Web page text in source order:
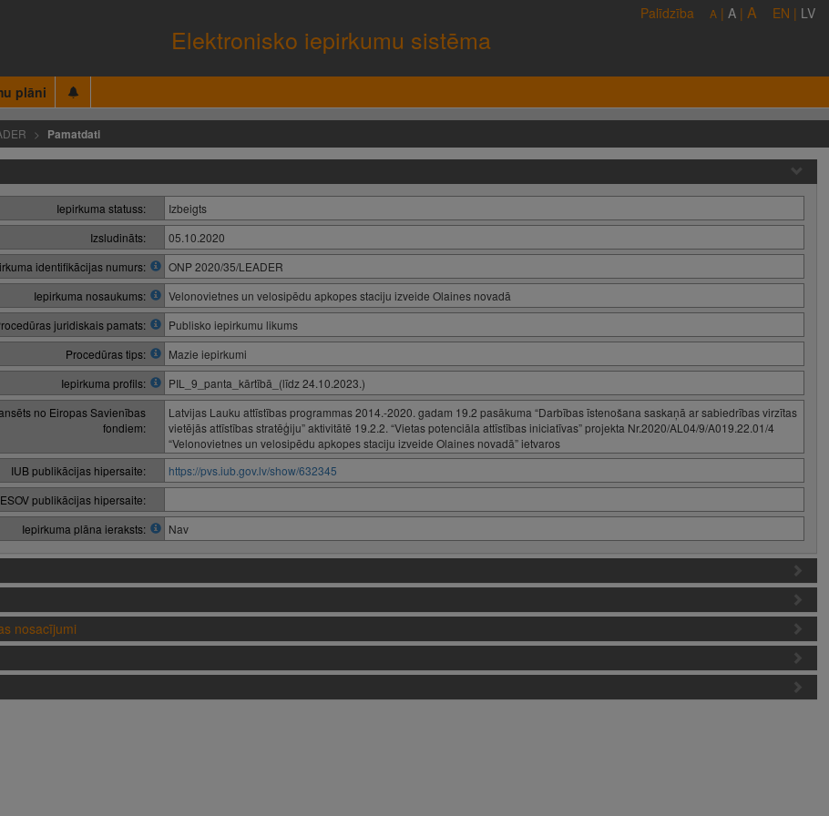
Elektronisko iepirkumu sistēma
Palīdzība A | A | A EN | LV
plāni
Pamatdati
Iepirkuma statuss:
Izbeigts
Izsludināts:
05.10.2020
identifikācijas numurs:
ONP 2020/35/LEADER
Iepirkuma nosaukums:
Velonovietnes un velosipēdu apkopes staciju izveide Olaines novadā
juridiskais pamats:
Publisko iepirkumu likums
Procedūras tips:
Mazie iepirkumi
Iepirkuma profils:
PIL_9_panta_kārtībā_(līdz 24.10.2023.)
no Eiropas Savienības
fondiem:
Latvijas Lauku attīstības programmas 2014.-2020. gadam 19.2 pasākuma “Darbības īstenošana saskaņā ar sabiedrības virzītas
vietējās attīstības stratēģiju” aktivitātē 19.2.2. “Vietas potenciāla attīstības iniciatīvas” projekta Nr.2020/AL04/9/A019.22.01/4
“Velonovietnes un velosipēdu apkopes staciju izveide Olaines novadā” ietvaros
IUB publikācijas hipersaite:
https://pvs.iub.gov.lv/show/632345
ESOV publikācijas hipersaite:
Iepirkuma plāna ieraksts:
Nav
nosacījumi